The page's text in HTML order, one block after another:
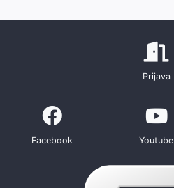
Prijava
Facebook Youtube